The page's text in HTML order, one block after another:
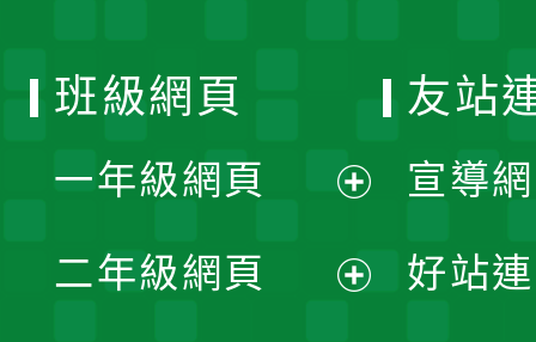
班級網頁
一年級網頁
開
二年級網頁
友站
宣導
好站